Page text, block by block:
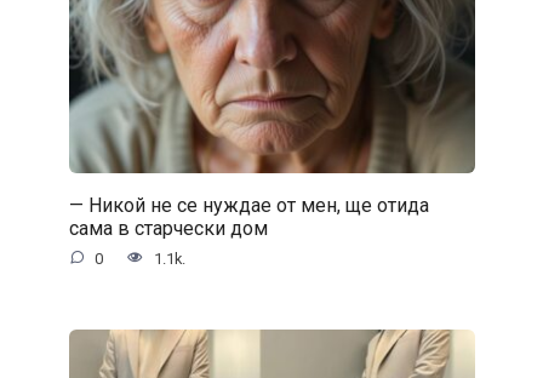
— Никой не се нуждае от мен, ще отида
сама в старчески дом
0 1.1k.